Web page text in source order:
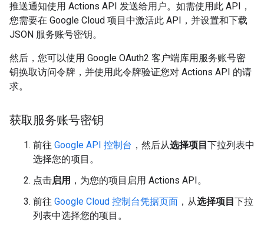
推送通知使用 Actions API 发送给用户。如需使用此 API，
您需要在 Google Cloud 项目中激活此 API，并设置和下载
JSON 服务账号密钥。
然后，您可以使用 Google OAuth2 客户端库用服务账号密
钥换取访问令牌，并使用此令牌验证您对 Actions API 的请
求。
获取服务账号密钥
前往 Google API 控制台 ，然后从选择项目 下拉列表中
选择您的项目。
点击启用 ，为您的项目启用 Actions API。
前往 Google Cloud 控制台凭据页面 ，从选择项目 下拉
列表中选择您的项目。